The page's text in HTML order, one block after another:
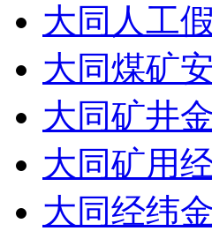
大同人工
大同煤矿
大同矿井
大同矿用
大同经纬